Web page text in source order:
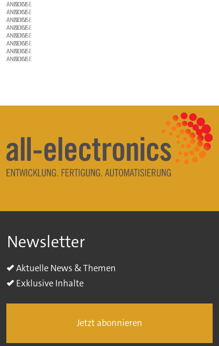
ANZEIGE
ANZEIGE
ANZEIGE
ANZEIGE
ANZEIGE
ANZEIGE
ANZEIGE
ANZEIGE
Newsletter
Aktuelle News & Themen
Exklusive Inhalte
Jetzt abonnieren